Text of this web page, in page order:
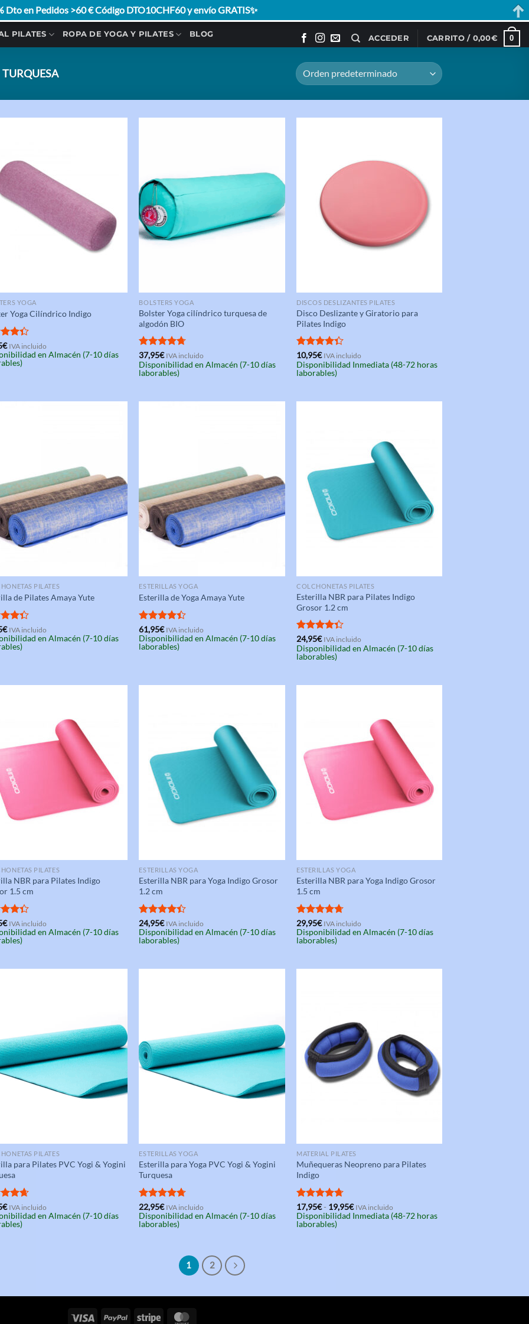
PILATES ROPA DE YOGA Y PILATES BLOG ACCEDER CARRITO / 0,00€ 0
TURQUESA
YOGA
Yoga Cilíndrico Indigo
4.33
€ IVA incluido
en Almacén (7-10 días
BOLSTERS YOGA
Bolster Yoga cilíndrico turquesa de
algodón BIO
Valorado
con4.67
de 5
37,95€ IVA incluido
Disponibilidad en Almacén (7-10 días
laborables)
DISCOS DESLIZANTES PILATES
Disco Deslizante y Giratorio para
Pilates Indigo
Valorado
con4.33
de 5
10,95€ IVA incluido
Disponibilidad Inmediata (48-72 horas
laborables)
PILATES
de Pilates Amaya Yute
4.33
€ IVA incluido
en Almacén (7-10 días
ESTERILLAS YOGA
Esterilla de Yoga Amaya Yute
Valorado
con4.33
de 5
61,95€ IVA incluido
Disponibilidad en Almacén (7-10 días
laborables)
COLCHONETAS PILATES
Esterilla NBR para Pilates Indigo
Grosor 1.2 cm
Valorado
con4.33
de 5
24,95€ IVA incluido
Disponibilidad en Almacén (7-10 días
laborables)
PILATES
NBR para Pilates Indigo
1.5 cm
4.33
€ IVA incluido
en Almacén (7-10 días
ESTERILLAS YOGA
Esterilla NBR para Yoga Indigo Grosor
1.2 cm
Valorado
con4.33
de 5
24,95€ IVA incluido
Disponibilidad en Almacén (7-10 días
laborables)
ESTERILLAS YOGA
Esterilla NBR para Yoga Indigo Grosor
1.5 cm
Valorado
con4.67
de 5
29,95€ IVA incluido
Disponibilidad en Almacén (7-10 días
laborables)
PILATES
para Pilates PVC Yogi & Yogini
4.67
€ IVA incluido
en Almacén (7-10 días
ESTERILLAS YOGA
Esterilla para Yoga PVC Yogi & Yogini
Turquesa
Valorado
con4.67
de 5
22,95€ IVA incluido
Disponibilidad en Almacén (7-10 días
laborables)
MATERIAL PILATES
Muñequeras Neopreno para Pilates
Indigo
Valorado
con4.67
de 5
17,95€- 19,95€Rango
de
IVA incluido
Disponibilidad Inmediata (48-72 horas
laborables)
1 2
Dto en Pedidos >60 € Código DTO10CHF60 y envío GRATIS✨